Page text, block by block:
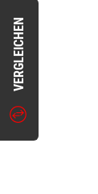
VERGLEICHEN